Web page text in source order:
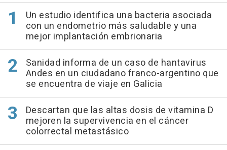
Un estudio identifica una bacteria asociada
con un endometrio más saludable y una
mejor implantación embrionaria
Sanidad informa de un caso de hantavirus
Andes en un ciudadano franco-argentino que
se encuentra de viaje en Galicia
Descartan que las altas dosis de vitamina D
mejoren la supervivencia en el cáncer
colorrectal metastásico